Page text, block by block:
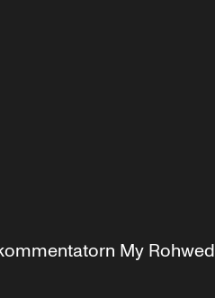
My